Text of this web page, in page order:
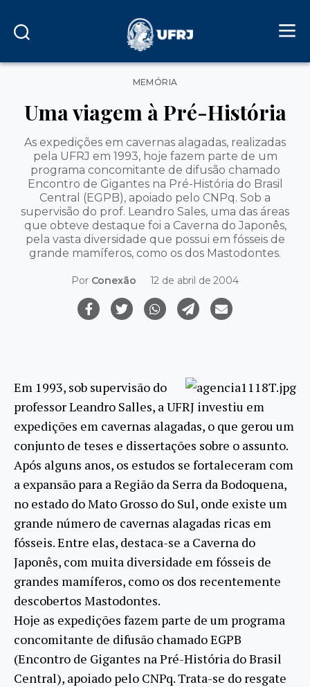
Categorias
MEMÓRIA
Uma viagem à Pré-História
As expedições em cavernas alagadas, realizadas
pela UFRJ em 1993, hoje fazem parte de um
programa concomitante de difusão chamado
Encontro de Gigantes na Pré-História do Brasil
Central (EGPB), apoiado pelo CNPq. Sob a
supervisão do prof. Leandro Sales, uma das áreas
que obteve destaque foi a Caverna do Japonês,
pela vasta diversidade que possui em fósseis de
grande mamíferos, como os dos Mastodontes.
Por Conexão 12 de abril de 2004
Em 1993, sob supervisão do
professor Leandro Salles, a UFRJ investiu em
expedições em cavernas alagadas, o que gerou um
conjunto de teses e dissertações sobre o assunto.
Após alguns anos, os estudos se fortaleceram com
a expansão para a Região da Serra da Bodoquena,
no estado do Mato Grosso do Sul, onde existe um
grande número de cavernas alagadas ricas em
fósseis. Entre elas, destaca-se a Caverna do
Japonês, com muita diversidade em fósseis de
grandes mamíferos, como os dos recentemente
descobertos Mastodontes.
Hoje as expedições fazem parte de um programa
concomitante de difusão chamado EGPB
(Encontro de Gigantes na Pré-História do Brasil
Central), apoiado pelo CNPq. Trata-se do resgate